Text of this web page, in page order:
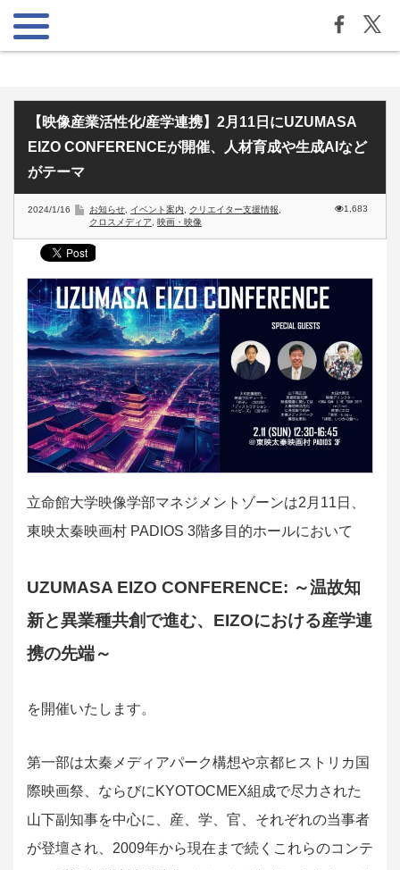
【映像産業活性化/産学連携】2月11日にUZUMASA
EIZO CONFERENCEが開催、人材育成や生成AIなど
がテーマ
2024/1/16 お知らせ イベント案内 クリエイター支援情報
クロスメディア
映画・映像
1,683
立命館大学映像学部マネジメントゾーンは2月11日、
東映太秦映画村 PADIOS 3階多目的ホールにおいて
UZUMASA EIZO CONFERENCE: ～温故知
新と異業種共創で進む、EIZOにおける産学連
携の先端～
を開催いたします。
第一部は太秦メディアパーク構想や京都ヒストリカ国
際映画祭、ならびにKYOTOCMEX組成で尽力された
山下副知事を中心に、産、学、官、それぞれの当事者
が登壇され、2009年から現在まで続くこれらのコンテ